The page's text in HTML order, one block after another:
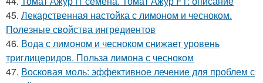
45. Лекарственная настойка с лимоном и чесноком.
Полезные свойства ингредиентов
46. Вода с лимоном и чесноком снижает уровень
триглицеридов. Польза лимона с чесноком
47. Восковая моль: эффективное лечение для проблем с